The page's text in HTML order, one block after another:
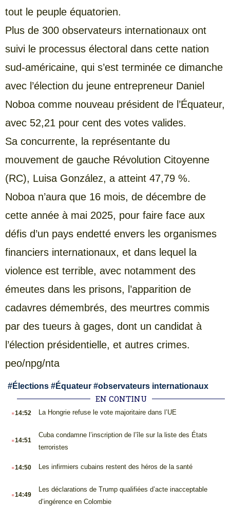
tout le peuple équatorien.
Plus de 300 observateurs internationaux ont
suivi le processus électoral dans cette nation
sud-américaine, qui s’est terminée ce dimanche
avec l’élection du jeune entrepreneur Daniel
Noboa comme nouveau président de l’Équateur,
avec 52,21 pour cent des votes valides.
Sa concurrente, la représentante du
mouvement de gauche Révolution Citoyenne
(RC), Luisa González, a atteint 47,79 %.
Noboa n’aura que 16 mois, de décembre de
cette année à mai 2025, pour faire face aux
défis d’un pays endetté envers les organismes
financiers internationaux, et dans lequel la
violence est terrible, avec notamment des
émeutes dans les prisons, l’apparition de
cadavres démembrés, des meurtres commis
par des tueurs à gages, dont un candidat à
l’élection présidentielle, et autres crimes.
peo/npg/nta
#Élections #Équateur #observateurs internationaux
EN CONTINU
.14:52 La Hongrie refuse le vote majoritaire dans l’UE
.14:51
Cuba condamne l’inscription de l’île sur la liste des États
terroristes
.14:50 Les infirmiers cubains restent des héros de la santé
.14:49
Les déclarations de Trump qualifiées d’acte inacceptable
d’ingérence en Colombie